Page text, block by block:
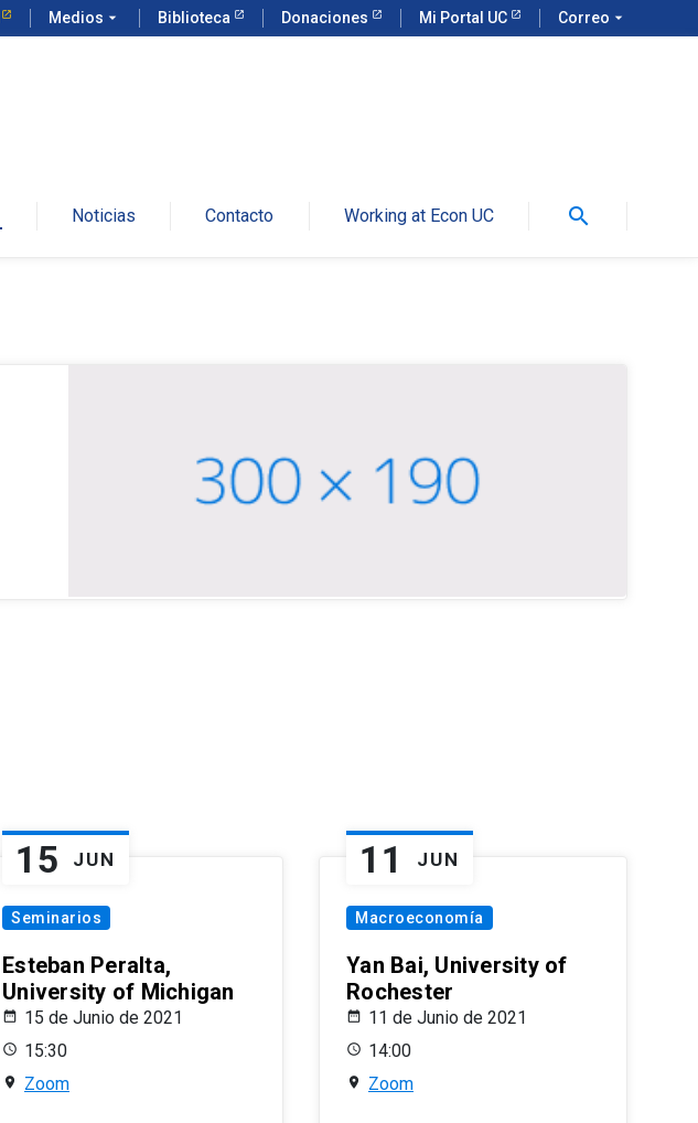
Medios arrow_drop_down Biblioteca Donaciones Mi Portal UC Correo arrow_drop_down
Noticias Contacto Working at Econ UC search
15 JUN
Seminarios
Esteban Peralta,
University of Michigan
15 de Junio de 2021
15:30
Zoom
11 JUN
Macroeconomía
Yan Bai, University of
Rochester
11 de Junio de 2021
14:00
Zoom